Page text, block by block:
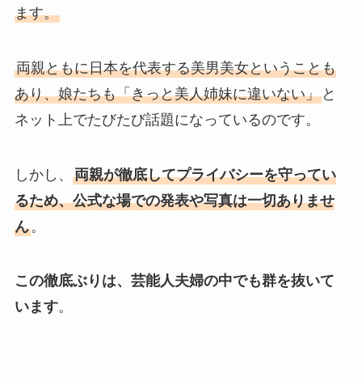
ます。
両親ともに日本を代表する美男美女ということも
あり、娘たちも「きっと美人姉妹に違いない」と
ネット上でたびたび話題になっているのです。
しかし、 両親が徹底してプライバシーを守ってい
るため、公式な場での発表や写真は一切ありませ
ん。
この徹底ぶりは、芸能人夫婦の中でも群を抜いて
います。